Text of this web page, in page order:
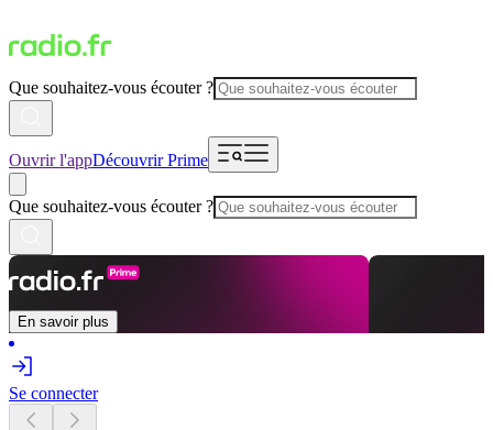
Que souhaitez-vous écouter ?
Ouvrir l'appDécouvrir Prime
Que souhaitez-vous écouter ?
En savoir plus
Se connecter